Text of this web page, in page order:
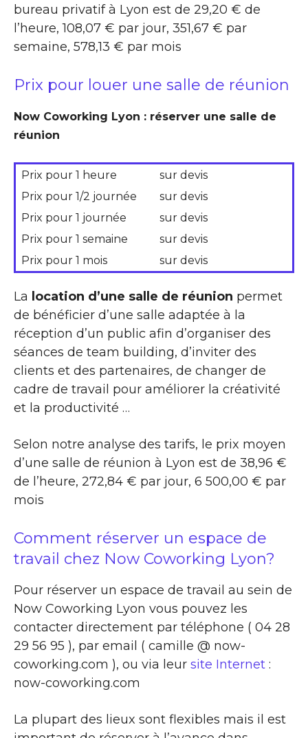
bureau privatif à Lyon est de 29,20 € de
l’heure, 108,07 € par jour, 351,67 € par
semaine, 578,13 € par mois
Prix pour louer une salle de réunion
Now Coworking Lyon : réserver une salle de
réunion
Prix pour 1 heure
sur devis
Prix pour 1/2 journée
sur devis
Prix pour 1 journée
sur devis
Prix pour 1 semaine
sur devis
Prix pour 1 mois
sur devis
La location d’une salle de réunion permet
de bénéficier d’une salle adaptée à la
réception d’un public afin d’organiser des
séances de team building, d’inviter des
clients et des partenaires, de changer de
cadre de travail pour améliorer la créativité
et la productivité …
Selon notre analyse des tarifs, le prix moyen
d’une salle de réunion à Lyon est de 38,96 €
de l’heure, 272,84 € par jour, 6 500,00 € par
mois
Comment réserver un espace de
travail chez Now Coworking Lyon?
Pour réserver un espace de travail au sein de
Now Coworking Lyon vous pouvez les
contacter directement par téléphone ( 04 28
29 56 95 ), par email ( camille @ now-
coworking.com ), ou via leur site Internet :
now-coworking.com
La plupart des lieux sont flexibles mais il est